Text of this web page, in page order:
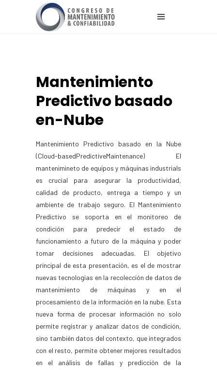
Mantenimiento
Predictivo basado
en-Nube
Mantenimiento Predictivo basado en la Nube
(Cloud-basedPredictiveMaintenance) El
mantenimineto de equipos y máquinas industrials
es crucial para asegurar la productividad,
calidad de producto, entrega a tiempo y un
ambiente de trabajo seguro. El Mantenimiento
Predictivo se soporta en el monitoreo de
condición para predecir el estado de
funcionamiento a futuro de la máquina y poder
tomar decisiones adecuadas. El objetivo
principal de esta presentación, es el de mostrar
nuevas tecnologias en la recolección de datos de
mantenimiento de máquinas y en el
procesamiento de la información en la nube. Esta
nueva forma de procesar información no solo
permite registrar y analizar datos de condición,
sino también datos del contexto, que integrados
con el resto, permite obtener mejores resultados
en el análisis de fallas y predicción de la